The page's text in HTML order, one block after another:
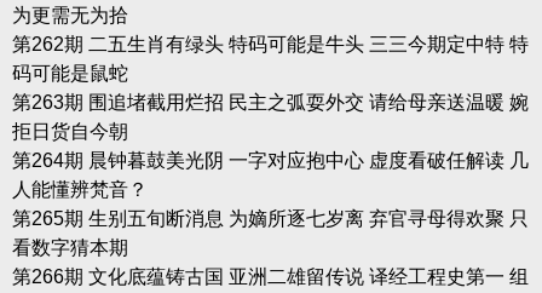
为更需无为拾
第262期 二五生肖有绿头 特码可能是牛头 三三今期定中特 特
码可能是鼠蛇
第263期 围追堵截用烂招 民主之弧耍外交 请给母亲送温暖 婉
拒日货自今朝
第264期 晨钟暮鼓美光阴 一字对应抱中心 虚度看破任解读 几
人能懂辨梵音？
第265期 生别五旬断消息 为嫡所逐七岁离 弃官寻母得欢聚 只
看数字猜本期
第266期 文化底蕴铸古国 亚洲二雄留传说 译经工程史第一 组